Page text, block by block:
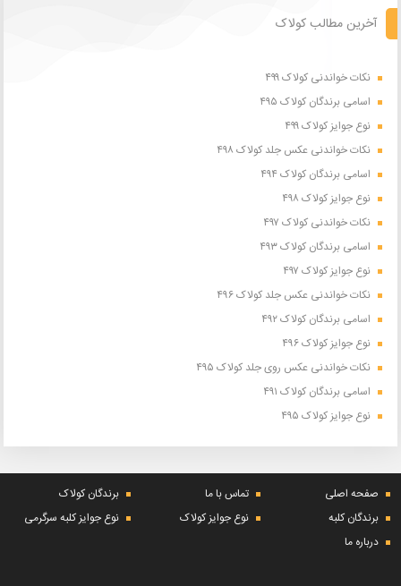
آخرین مطالب کولاک
نکات خواندنی کولاک ۴۹۹
اسامی برندگان کولاک ۴۹۵
نوع جوایز کولاک ۴۹۹
نکات خواندنی عکس جلد کولاک ۴۹۸
اسامی برندگان کولاک ۴۹۴
نوع جوایز کولاک ۴۹۸
نکات خواندنی کولاک ۴۹۷
اسامی برندگان کولاک ۴۹۳
نوع جوایز کولاک ۴۹۷
نکات خواندنی عکس جلد کولاک ۴۹۶
اسامی برندگان کولاک ۴۹۲
نوع جوایز کولاک ۴۹۶
نکات خواندنی عکس روی جلد کولاک ۴۹۵
اسامی برندگان کولاک ۴۹۱
نوع جوایز کولاک ۴۹۵
صفحه اصلی تماس با ما
برندگان کولاک
برندگان کلبه
نوع جوایز کولاک
نوع جوایز کلبه سرگرمی
درباره ما